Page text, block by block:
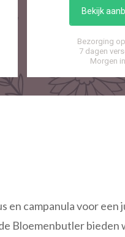
Bekijk
Bezorging
7 dagen
Morgen
en campanula voor een
Bloemenbutler bieden